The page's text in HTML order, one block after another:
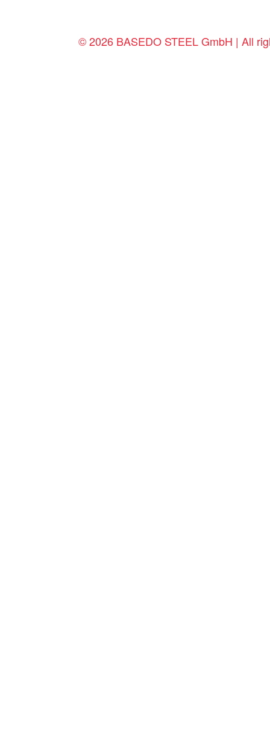
© 2026 BASEDO STEEL GmbH | All